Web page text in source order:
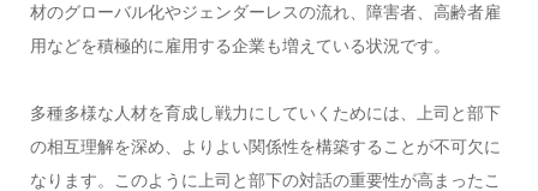
材のグローバル化やジェンダーレスの流れ、障害者、高齢者雇
用などを積極的に雇用する企業も増えている状況です。
多種多様な人材を育成し戦力にしていくためには、上司と部下
の相互理解を深め、よりよい関係性を構築することが不可欠に
なります。このように上司と部下の対話の重要性が高まったこ